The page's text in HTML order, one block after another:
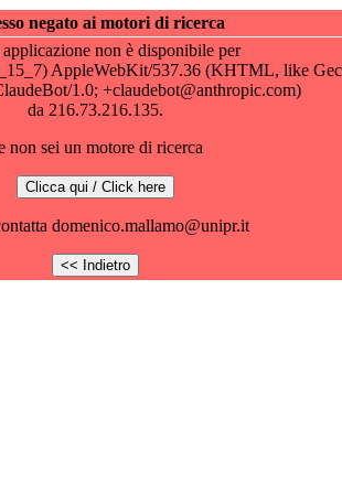
negato ai motori di ricerca
applicazione non è disponibile per
AppleWebKit/537.36 (KHTML, like
1.0; +claudebot@anthropic.com)
da 216.73.216.135.
non sei un motore di ricerca
domenico.mallamo@unipr.it